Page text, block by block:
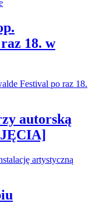
18. w
autorską